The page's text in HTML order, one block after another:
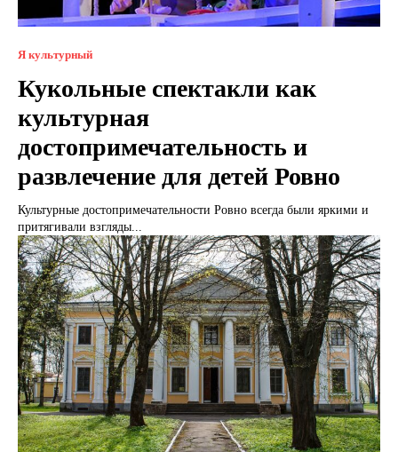
Я культурный
Кукольные спектакли как
культурная
достопримечательность и
развлечение для детей Ровно
Культурные достопримечательности Ровно всегда были яркими и
притягивали взгляды...